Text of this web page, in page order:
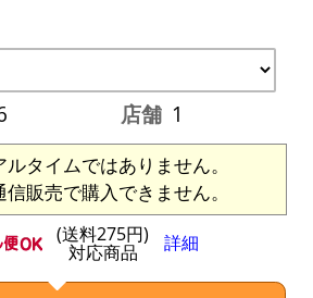
店舗 1
タイムではありません。
販売で購入できません。
(送料275円)
対応商品 詳細